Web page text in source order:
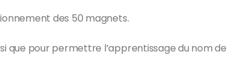
des 50 magnets.
pour permettre l’apprentissage du nom